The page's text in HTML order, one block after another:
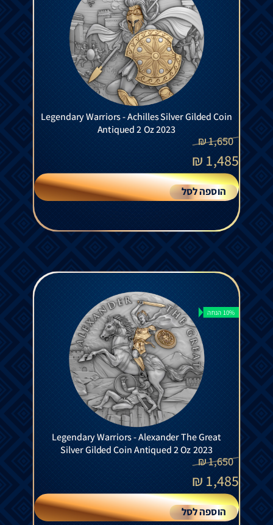
Legendary Warriors - Achilles Silver Gilded Coin
Antiqued 2 Oz 2023
1,650
₪
1,485
₪
הוספה לסל
10% הנחה
Legendary Warriors - Alexander The Great
Silver Gilded Coin Antiqued 2 Oz 2023
1,650
₪
1,485
₪
הוספה לסל